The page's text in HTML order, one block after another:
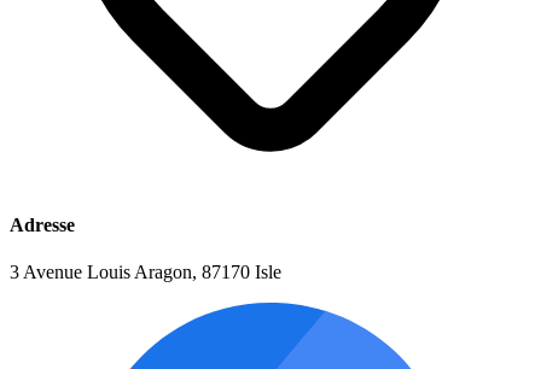
Adresse
3 Avenue Louis Aragon, 87170 Isle